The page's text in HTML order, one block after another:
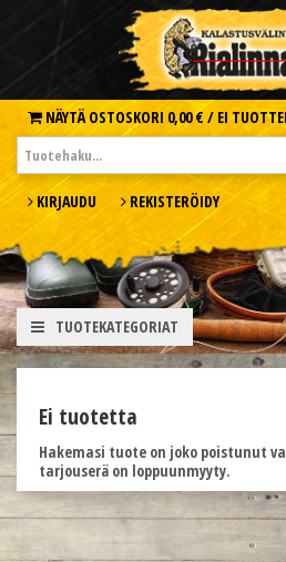
NÄYTÄ OSTOSKORI 0,00 € / EI
KIRJAUDU REKISTERÖIDY
TUOTEKATEGORIAT
Ei tuotetta
Hakemasi tuote on joko poistunut
tarjouserä on loppuunmyyty.